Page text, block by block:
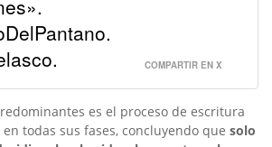
COMPARTIR EN X
es el proceso de escritura
todas sus fases, concluyendo que solo